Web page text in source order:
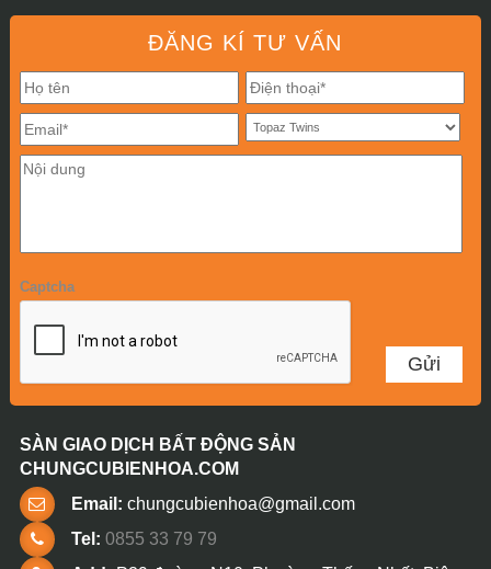
ĐĂNG KÍ TƯ VẤN
Captcha
SÀN GIAO DỊCH BẤT ĐỘNG SẢN
CHUNGCUBIENHOA.COM
Email: chungcubienhoa@gmail.com
Tel: 0855 33 79 79